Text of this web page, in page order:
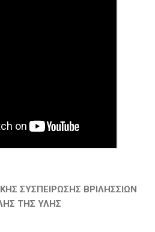
ΣΥΣΠΕΙΡΩΣΗΣ ΒΡΙΛΗΣΣΙΩΝ
ΤΗΣ ΥΛΗΣ